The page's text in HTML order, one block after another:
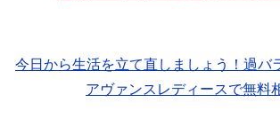
今日から生活を立て直しましょう！過バ
アヴァンスレディースで無料